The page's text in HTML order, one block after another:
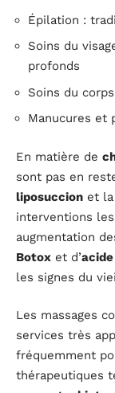
Épilation :
Soins du
profonds
Soins du
Manucures et
En matière de
sont pas en
liposuccion et la
interventions
augmentation
Botox et d’
les signes du
Les massages
services très
fréquemment
thérapeutiques